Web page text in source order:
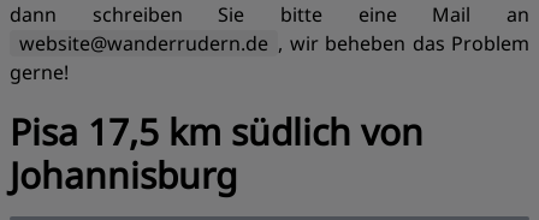
dann schreiben Sie bitte eine Mail an
website@wanderrudern.de , wir beheben das Problem
gerne!
Pisa 17,5 km südlich von
Johannisburg